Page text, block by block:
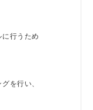
行うため
を行い、